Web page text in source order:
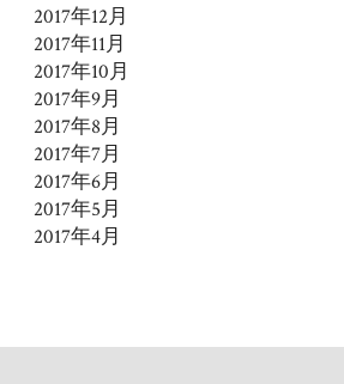
2017年12月
2017年11月
2017年10月
2017年9月
2017年8月
2017年7月
2017年6月
2017年5月
2017年4月